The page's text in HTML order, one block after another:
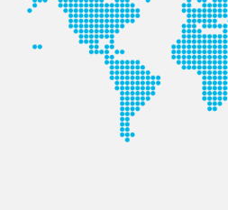
Español
Italienisch